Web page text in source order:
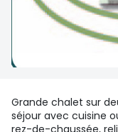
Grande chalet sur
séjour avec cuisine
rez-de-chaussée,